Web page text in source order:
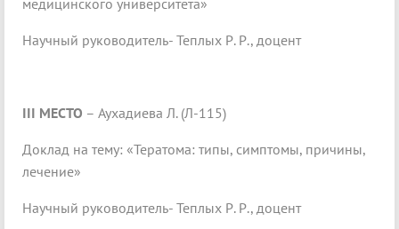
медицинского университета»
Научный руководитель- Теплых Р. Р., доцент
III МЕСТО – Аухадиева Л. (Л-115)
Доклад на тему: «Тератома: типы, симптомы, причины,
лечение»
Научный руководитель- Теплых Р. Р., доцент